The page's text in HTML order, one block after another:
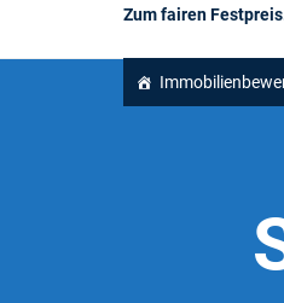
Zum fairen